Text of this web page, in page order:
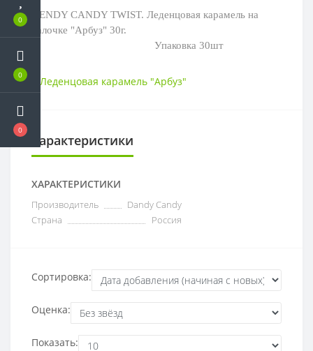
0
0
0
DENDY CANDY TWIST. Леденцовая карамель на
палочке "Арбуз" 30г.
Упаковка 30шт
Леденцовая карамель "Арбуз"
Характеристики
ХАРАКТЕРИСТИКИ
Производитель
Dandy Candy
Страна
Россия
Сортировка:
Оценка:
Показать: